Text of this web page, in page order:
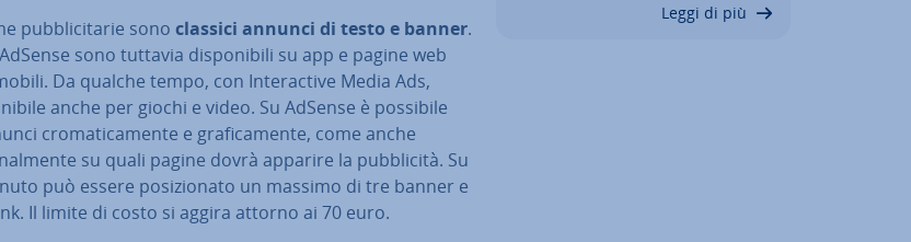
pub­bli­ci­ta­rie sono classici annunci di testo e banner.
sono tuttavia di­spo­ni­bi­li su app e pagine web
Da qualche tempo, con In­te­rac­ti­ve Media Ads,
anche per giochi e video. Su AdSense è possibile
cro­ma­ti­ca­men­te e gra­fi­ca­men­te, come anche
su quali pagine dovrà apparire la pub­bli­ci­tà. Su
può essere po­si­zio­na­to un massimo di tre banner e
Il limite di costo si aggira attorno ai 70 euro.
Leggi di più